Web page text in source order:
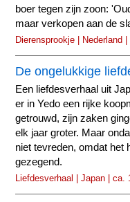
boer tegen zijn zoon:
maar verkopen aan de
Dierensprookje | Nederland |
De ongelukkige
Een liefdesverhaal uit
er in Yedo een rijke
getrouwd, zijn zaken
elk jaar groter. Maar
niet tevreden, omdat het
gezegend.
Liefdesverhaal | Japan | ca.